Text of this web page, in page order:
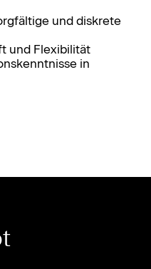
und diskrete
und Flexibilität
in